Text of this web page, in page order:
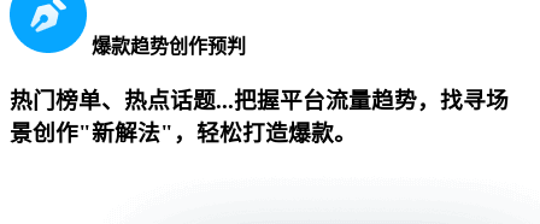
爆款趋势创作预判
热门榜单、热点话题...把握平台流量趋势，找寻场
景创作"新解法"，轻松打造爆款。